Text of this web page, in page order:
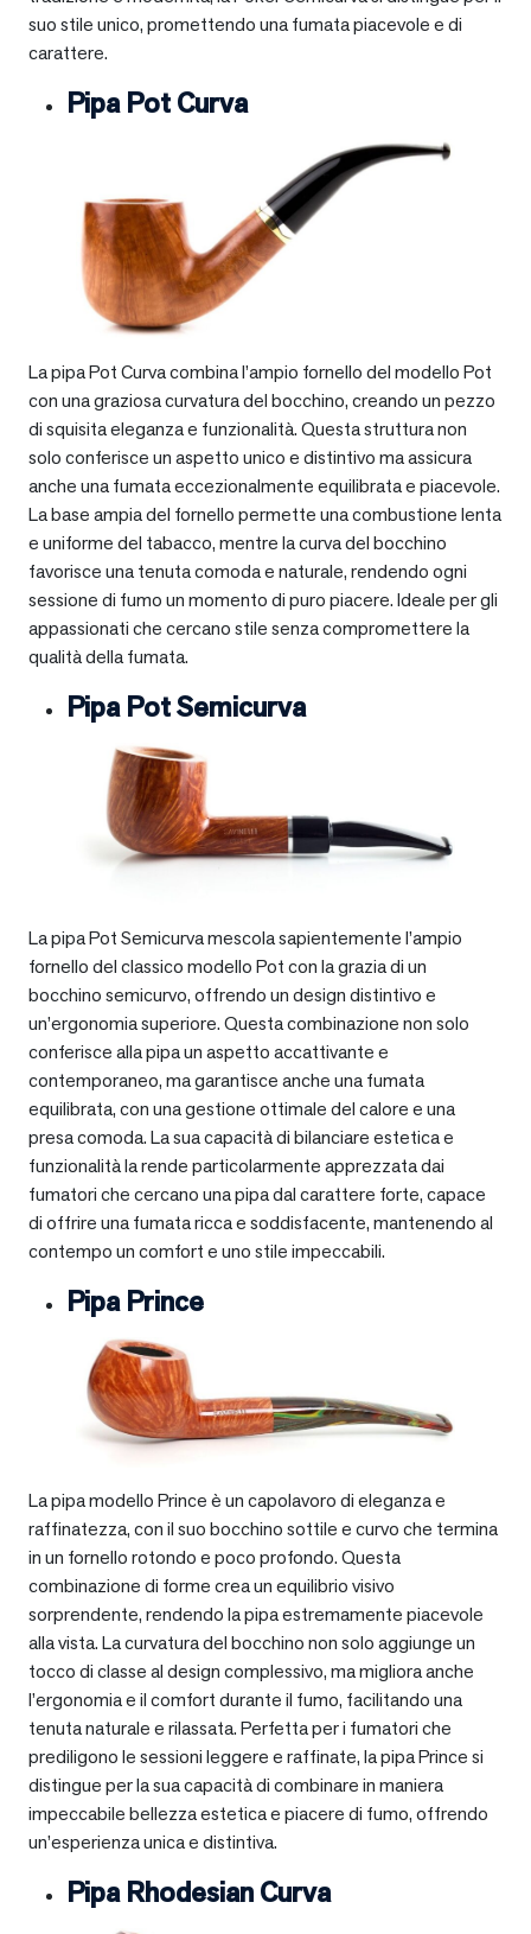
suo stile unico, promettendo una fumata piacevole e di
carattere.
Pipa Pot Curva
La pipa Pot Curva combina l’ampio fornello del modello Pot
con una graziosa curvatura del bocchino, creando un pezzo
di squisita eleganza e funzionalità. Questa struttura non
solo conferisce un aspetto unico e distintivo ma assicura
anche una fumata eccezionalmente equilibrata e piacevole.
La base ampia del fornello permette una combustione lenta
e uniforme del tabacco, mentre la curva del bocchino
favorisce una tenuta comoda e naturale, rendendo ogni
sessione di fumo un momento di puro piacere. Ideale per gli
appassionati che cercano stile senza compromettere la
qualità della fumata.
Pipa Pot Semicurva
La pipa Pot Semicurva mescola sapientemente l’ampio
fornello del classico modello Pot con la grazia di un
bocchino semicurvo, offrendo un design distintivo e
un’ergonomia superiore. Questa combinazione non solo
conferisce alla pipa un aspetto accattivante e
contemporaneo, ma garantisce anche una fumata
equilibrata, con una gestione ottimale del calore e una
presa comoda. La sua capacità di bilanciare estetica e
funzionalità la rende particolarmente apprezzata dai
fumatori che cercano una pipa dal carattere forte, capace
di offrire una fumata ricca e soddisfacente, mantenendo al
contempo un comfort e uno stile impeccabili.
Pipa Prince
La pipa modello Prince è un capolavoro di eleganza e
raffinatezza, con il suo bocchino sottile e curvo che termina
in un fornello rotondo e poco profondo. Questa
combinazione di forme crea un equilibrio visivo
sorprendente, rendendo la pipa estremamente piacevole
alla vista. La curvatura del bocchino non solo aggiunge un
tocco di classe al design complessivo, ma migliora anche
l’ergonomia e il comfort durante il fumo, facilitando una
tenuta naturale e rilassata. Perfetta per i fumatori che
prediligono le sessioni leggere e raffinate, la pipa Prince si
distingue per la sua capacità di combinare in maniera
impeccabile bellezza estetica e piacere di fumo, offrendo
un’esperienza unica e distintiva.
Pipa Rhodesian Curva